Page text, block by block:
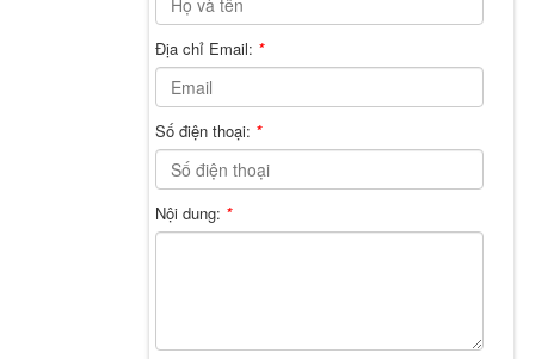
Địa chỉ Email: *
Số điện thoại: *
Nội dung: *